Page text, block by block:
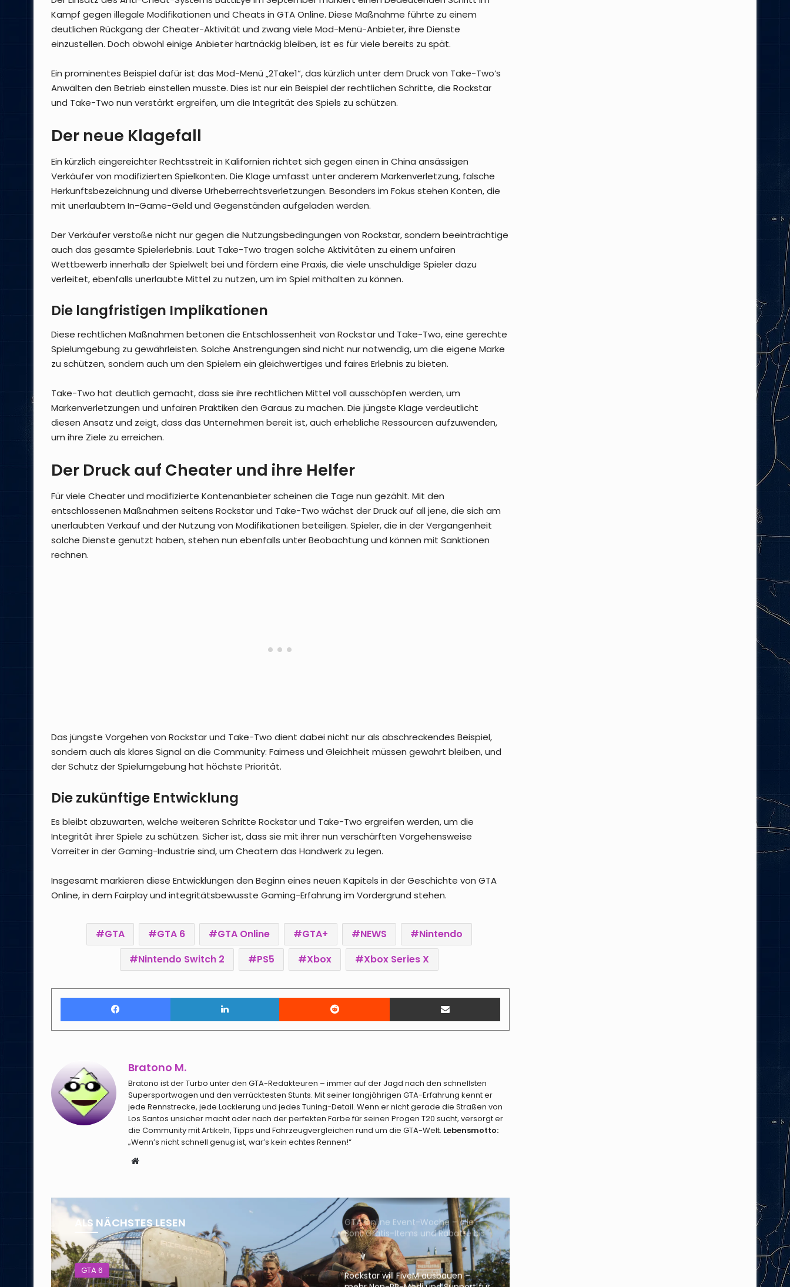
Kampf gegen illegale Modifikationen und Cheats in GTA Online. Diese Maßnahme führte zu einem
deutlichen Rückgang der Cheater-Aktivität und zwang viele Mod-Menü-Anbieter, ihre Dienste
einzustellen. Doch obwohl einige Anbieter hartnäckig bleiben, ist es für viele bereits zu spät.
Ein prominentes Beispiel dafür ist das Mod-Menü „2Take1“, das kürzlich unter dem Druck von Take-Two’s
Anwälten den Betrieb einstellen musste. Dies ist nur ein Beispiel der rechtlichen Schritte, die Rockstar
und Take-Two nun verstärkt ergreifen, um die Integrität des Spiels zu schützen.
Der neue Klagefall
Ein kürzlich eingereichter Rechtsstreit in Kalifornien richtet sich gegen einen in China ansässigen
Verkäufer von modifizierten Spielkonten. Die Klage umfasst unter anderem Markenverletzung, falsche
Herkunftsbezeichnung und diverse Urheberrechtsverletzungen. Besonders im Fokus stehen Konten, die
mit unerlaubtem In-Game-Geld und Gegenständen aufgeladen werden.
Der Verkäufer verstoße nicht nur gegen die Nutzungsbedingungen von Rockstar, sondern beeinträchtige
auch das gesamte Spielerlebnis. Laut Take-Two tragen solche Aktivitäten zu einem unfairen
Wettbewerb innerhalb der Spielwelt bei und fördern eine Praxis, die viele unschuldige Spieler dazu
verleitet, ebenfalls unerlaubte Mittel zu nutzen, um im Spiel mithalten zu können.
Die langfristigen Implikationen
Diese rechtlichen Maßnahmen betonen die Entschlossenheit von Rockstar und Take-Two, eine gerechte
Spielumgebung zu gewährleisten. Solche Anstrengungen sind nicht nur notwendig, um die eigene Marke
zu schützen, sondern auch um den Spielern ein gleichwertiges und faires Erlebnis zu bieten.
Take-Two hat deutlich gemacht, dass sie ihre rechtlichen Mittel voll ausschöpfen werden, um
Markenverletzungen und unfairen Praktiken den Garaus zu machen. Die jüngste Klage verdeutlicht
diesen Ansatz und zeigt, dass das Unternehmen bereit ist, auch erhebliche Ressourcen aufzuwenden,
um ihre Ziele zu erreichen.
Der Druck auf Cheater und ihre Helfer
Für viele Cheater und modifizierte Kontenanbieter scheinen die Tage nun gezählt. Mit den
entschlossenen Maßnahmen seitens Rockstar und Take-Two wächst der Druck auf all jene, die sich am
unerlaubten Verkauf und der Nutzung von Modifikationen beteiligen. Spieler, die in der Vergangenheit
solche Dienste genutzt haben, stehen nun ebenfalls unter Beobachtung und können mit Sanktionen
rechnen.
Das jüngste Vorgehen von Rockstar und Take-Two dient dabei nicht nur als abschreckendes Beispiel,
sondern auch als klares Signal an die Community: Fairness und Gleichheit müssen gewahrt bleiben, und
der Schutz der Spielumgebung hat höchste Priorität.
Die zukünftige Entwicklung
Es bleibt abzuwarten, welche weiteren Schritte Rockstar und Take-Two ergreifen werden, um die
Integrität ihrer Spiele zu schützen. Sicher ist, dass sie mit ihrer nun verschärften Vorgehensweise
Vorreiter in der Gaming-Industrie sind, um Cheatern das Handwerk zu legen.
Insgesamt markieren diese Entwicklungen den Beginn eines neuen Kapitels in der Geschichte von GTA
Online, in dem Fairplay und integritätsbewusste Gaming-Erfahrung im Vordergrund stehen.
GTA GTA 6 GTA Online GTA+ NEWS
Nintendo
Nintendo Switch 2
PS5 Xbox Xbox Series X
Facebook LinkedIn Reddit Teile per E-Mail
Bratono M.
Bratono ist der Turbo unter den GTA-Redakteuren – immer auf der Jagd nach den schnellsten
Supersportwagen und den verrücktesten Stunts. Mit seiner langjährigen GTA-Erfahrung kennt er
jede Rennstrecke, jede Lackierung und jedes Tuning-Detail. Wenn er nicht gerade die Straßen von
Los Santos unsicher macht oder nach der perfekten Farbe für seinen Progen T20 sucht, versorgt er
die Community mit Artikeln, Tipps und Fahrzeugvergleichen rund um die GTA-Welt. Lebensmotto:
„Wenn’s nicht schnell genug ist, war’s kein echtes Rennen!“
ALS NÄCHSTES LESEN
GTA 6
Rockstar Game Workers Union trifft
Rockstar-Management, Roadmap
GTA Wiki erhebt Plagiatsvorwürfe
Update eskaliert
GTA Online – Rockstar fixt Kortz-
Center-Überfall-Bugs per
FiveM für GTA V Enhanced startet
am 21. Juli 2026 im Early Access
und Dripfeed-Autos
GTA Online – Hintergrund-Update
fixt nervige Bugs im Kortz Center
Finale
GTA Online Event-Woche – alle
Boni, Gratis-Items und Rabatte bis
5. August
Rockstar will FiveM ausbauen –